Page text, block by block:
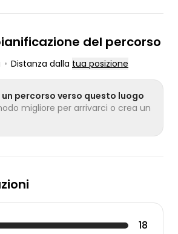
del percorso
• Distanza dalla tua posizione
percorso verso questo luogo
migliore per arrivarci o crea un
18